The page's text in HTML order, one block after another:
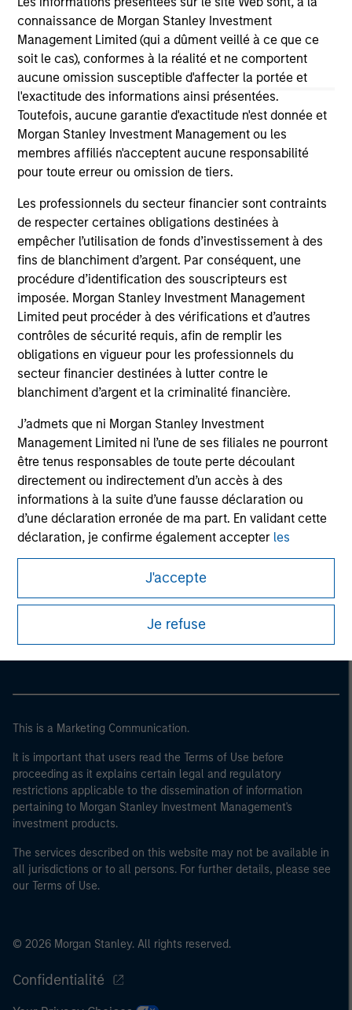
connaissance de Morgan Stanley Investment
Management Limited (qui a dûment veillé à ce que ce
soit le cas), conformes à la réalité et ne comportent
aucune omission susceptible d'affecter la portée et
l'exactitude des informations ainsi présentées.
Toutefois, aucune garantie d'exactitude n'est donnée et
Morgan Stanley Investment Management ou les
membres affiliés n'acceptent aucune responsabilité
pour toute erreur ou omission de tiers.
Les professionnels du secteur financier sont contraints
de respecter certaines obligations destinées à
empêcher l’utilisation de fonds d’investissement à des
fins de blanchiment d’argent. Par conséquent, une
procédure d’identification des souscripteurs est
imposée. Morgan Stanley Investment Management
Limited peut procéder à des vérifications et d’autres
contrôles de sécurité requis, afin de remplir les
obligations en vigueur pour les professionnels du
secteur financier destinées à lutter contre le
blanchiment d’argent et la criminalité financière.
J’admets que ni Morgan Stanley Investment
Management Limited ni l’une de ses filiales ne pourront
être tenus responsables de toute perte découlant
directement ou indirectement d’un accès à des
informations à la suite d’une fausse déclaration ou
d’une déclaration erronée de ma part. En validant cette
déclaration, je confirme également accepter les
Conditions d’utilisation, que j’ai lues et comprises. Si la
déclaration ci-dessus est correcte, merci de cliquer sur
« J’accepte » ci-dessous pour continuer. Dans le cas
J'accepte
Je refuse
10-JUL-2026
May not represent all Team Members.
The information on this page is for informational
not constitute and should not be construed as an
offering of advisory services or an offer to sell or a
solicitation of an offer to buy any securities in any
jurisdiction in which such offer or solicitation,
purchase or sale would be unlawful under the
securities, insurance or other laws of such jurisdiction.
All investing involves risks, including a loss of principal.
Please refer to the strategy detail page for important
information on the strategy, including additional risk
considerations.
Morgan Stanley
Morgan Stanley Careers
This is a Marketing Communication.
It is important that users read the Terms of Use before
proceeding as it explains certain legal and regulatory
restrictions applicable to the dissemination of information
pertaining to Morgan Stanley Investment Management's
investment products.
The services described on this website may not be available in
all jurisdictions or to all persons. For further details, please see
our Terms of Use.
© 2026 Morgan Stanley. All rights reserved.
Confidentialité